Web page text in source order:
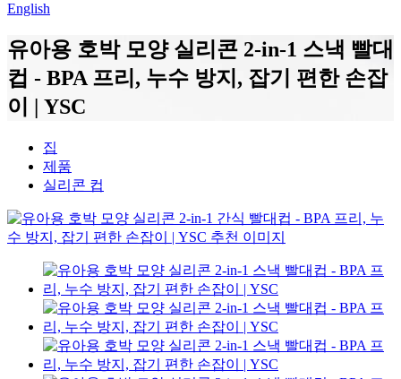
English
유아용 호박 모양 실리콘 2-in-1 스낵 빨대
컵 - BPA 프리, 누수 방지, 잡기 편한 손잡
이 | YSC
집
제품
실리콘 컵